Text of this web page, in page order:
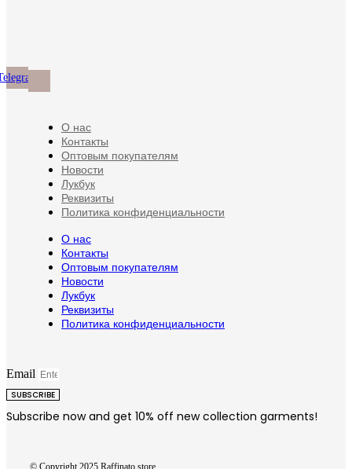
О нас
Контакты
Оптовым покупателям
Новости
Лукбук
Реквизиты
Политика конфиденциальности
О нас
Контакты
Оптовым покупателям
Новости
Лукбук
Реквизиты
Политика конфиденциальности
Email
SUBSCRIBE
Subscribe now and get 10% off new collection garments!